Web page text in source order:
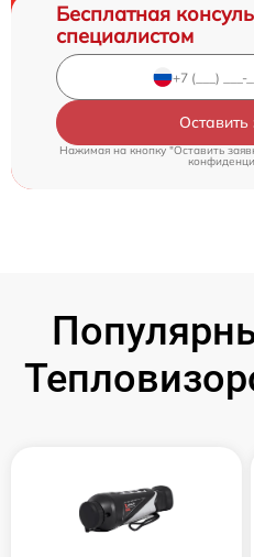
Бесплатная
специалистом
Оставить
Нажимая на кнопку "Оставить